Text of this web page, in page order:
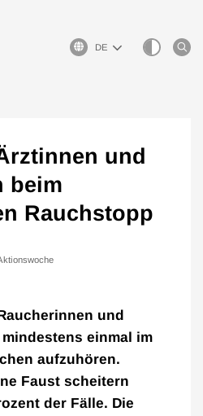
Sprachauswahl
und
beim
Rauchstopp
und
einmal im
aufzuhören.
Faust scheitern
der Fälle. Die